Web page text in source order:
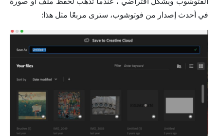
في أحدث إصدار من فوتوشوب، سترى مربعًا مثل هذا: